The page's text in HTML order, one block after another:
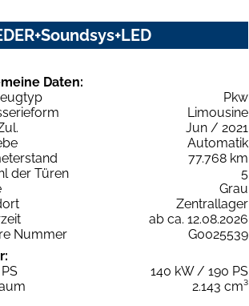
Daten:
Pkw
Limousine
Jun / 2021
Automatik
77.768 km
der Türen
5
Grau
Zentrallager
ab ca. 12.08.2026
Nummer
G0025539
140 kW / 190 PS
2.143 cm³